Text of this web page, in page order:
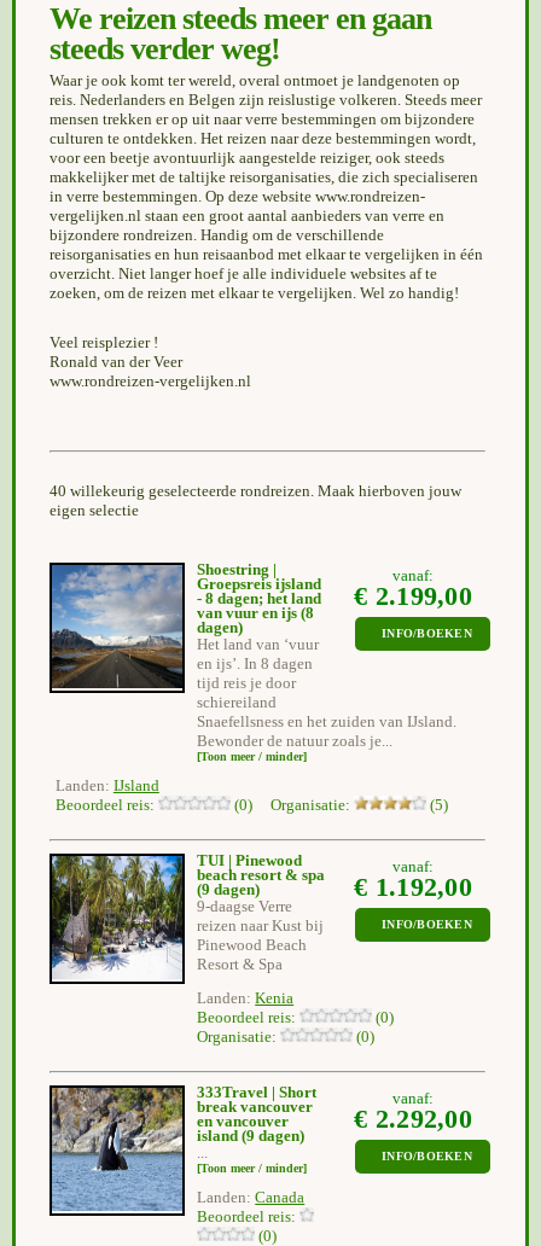
We reizen steeds meer en gaan
steeds verder weg!
Waar je ook komt ter wereld, overal ontmoet je landgenoten op
reis. Nederlanders en Belgen zijn reislustige volkeren. Steeds meer
mensen trekken er op uit naar verre bestemmingen om bijzondere
culturen te ontdekken. Het reizen naar deze bestemmingen wordt,
voor een beetje avontuurlijk aangestelde reiziger, ook steeds
makkelijker met de taltijke reisorganisaties, die zich specialiseren
in verre bestemmingen. Op deze website www.rondreizen-
vergelijken.nl staan een groot aantal aanbieders van verre en
bijzondere rondreizen. Handig om de verschillende
reisorganisaties en hun reisaanbod met elkaar te vergelijken in één
overzicht. Niet langer hoef je alle individuele websites af te
zoeken, om de reizen met elkaar te vergelijken. Wel zo handig!
Veel reisplezier !
Ronald van der Veer
www.rondreizen-vergelijken.nl
40 willekeurig geselecteerde rondreizen. Maak hierboven jouw
eigen selectie
vanaf:
€ 2.199,00
INFO/BOEKEN
Shoestring |
Groepsreis ijsland
- 8 dagen; het land
van vuur en ijs (8
dagen)
Het land van ‘vuur
en ijs’. In 8 dagen
tijd reis je door
schiereiland
Snaefellsness en het zuiden van IJsland.
Bewonder de natuur zoals je...
[Toon meer / minder]
Landen: IJsland
Beoordeel reis:
(0) Organisatie: (5)
vanaf:
€ 1.192,00
INFO/BOEKEN
TUI | Pinewood
beach resort & spa
(9 dagen)
9-daagse Verre
reizen naar Kust bij
Pinewood Beach
Resort & Spa
Landen:Kenia
Beoordeel reis:
(0)
Organisatie:
(0)
vanaf:
€ 2.292,00
INFO/BOEKEN
333Travel | Short
break vancouver
en vancouver
island (9 dagen)
...
[Toon meer / minder]
Landen:Canada
Beoordeel reis:
(0)